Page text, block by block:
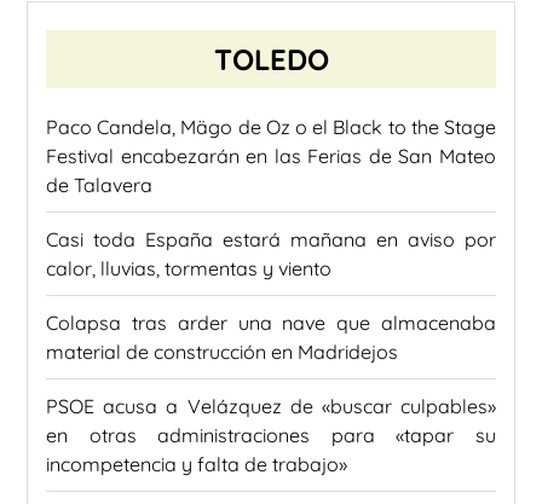
TOLEDO
Paco Candela, Mägo de Oz o el Black to the Stage
Festival encabezarán en las Ferias de San Mateo
de Talavera
Casi toda España estará mañana en aviso por
calor, lluvias, tormentas y viento
Colapsa tras arder una nave que almacenaba
material de construcción en Madridejos
PSOE acusa a Velázquez de «buscar culpables»
en otras administraciones para «tapar su
incompetencia y falta de trabajo»